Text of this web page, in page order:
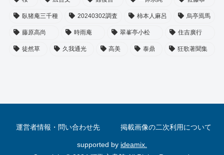
臥猪庵三千種 20240302調査 柿本人麻呂 烏亭焉馬
藤原高尚 時雨庵 翠峯亭小松 住吉廣行
徒然草 久我通光 高美 泰鼎 狂歌著聞集
運営者情報・問い合わせ先 掲載画像の二次利用について
supported by ideamix.